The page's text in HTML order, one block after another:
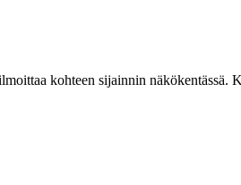
kohteen sijainnin näkökentässä.